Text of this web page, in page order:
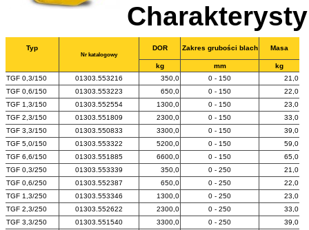
Typ
Nr katalogowy
DOR Zakres grubości blach Masa
kg mm
kg
TGF 0,3/150
01303.553216 350,0 0 - 150
21,0
TGF 0,6/150
01303.553223 650,0 0 - 150
22,0
TGF 1,3/150
01303.552554 1300,0 0 - 150
23,0
TGF 2,3/150
01303.551809 2300,0 0 - 150
33,0
TGF 3,3/150
01303.550833 3300,0 0 - 150
39,0
TGF 5,0/150
01303.553322 5200,0 0 - 150
59,0
TGF 6,6/150
01303.551885 6600,0 0 - 150
65,0
TGF 0,3/250
01303.553339 350,0 0 - 250
21,0
TGF 0,6/250
01303.552387 650,0 0 - 250
22,0
TGF 1,3/250
01303.553346 1300,0 0 - 250
23,0
TGF 2,3/250
01303.552622 2300,0 0 - 250
33,0
TGF 3,3/250
01303.551540 3300,0 0 - 250
39,0